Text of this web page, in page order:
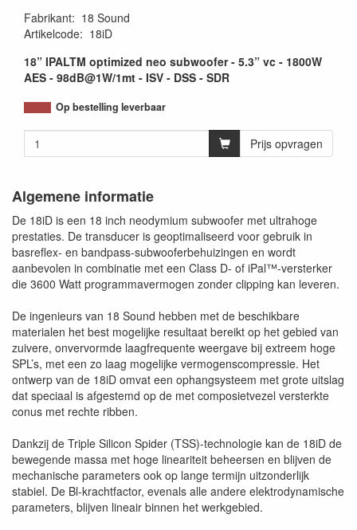
Fabrikant: 18 Sound
Artikelcode: 18iD
18” IPALTM optimized neo subwoofer - 5.3” vc - 1800W
AES - 98dB@1W/1mt - ISV - DSS - SDR
Op bestelling leverbaar
Prijs opvragen
Algemene informatie
De 18iD is een 18 inch neodymium subwoofer met ultrahoge
prestaties. De transducer is geoptimaliseerd voor gebruik in
basreflex- en bandpass-subwooferbehuizingen en wordt
aanbevolen in combinatie met een Class D- of iPal™-versterker
die 3600 Watt programmavermogen zonder clipping kan leveren.
De ingenieurs van 18 Sound hebben met de beschikbare
materialen het best mogelijke resultaat bereikt op het gebied van
zuivere, onvervormde laagfrequente weergave bij extreem hoge
SPL’s, met een zo laag mogelijke vermogenscompressie. Het
ontwerp van de 18iD omvat een ophangsysteem met grote uitslag
dat speciaal is afgestemd op de met composietvezel versterkte
conus met rechte ribben.
Dankzij de Triple Silicon Spider (TSS)-technologie kan de 18iD de
bewegende massa met hoge lineariteit beheersen en blijven de
mechanische parameters ook op lange termijn uitzonderlijk
stabiel. De Bl-krachtfactor, evenals alle andere elektrodynamische
parameters, blijven lineair binnen het werkgebied.